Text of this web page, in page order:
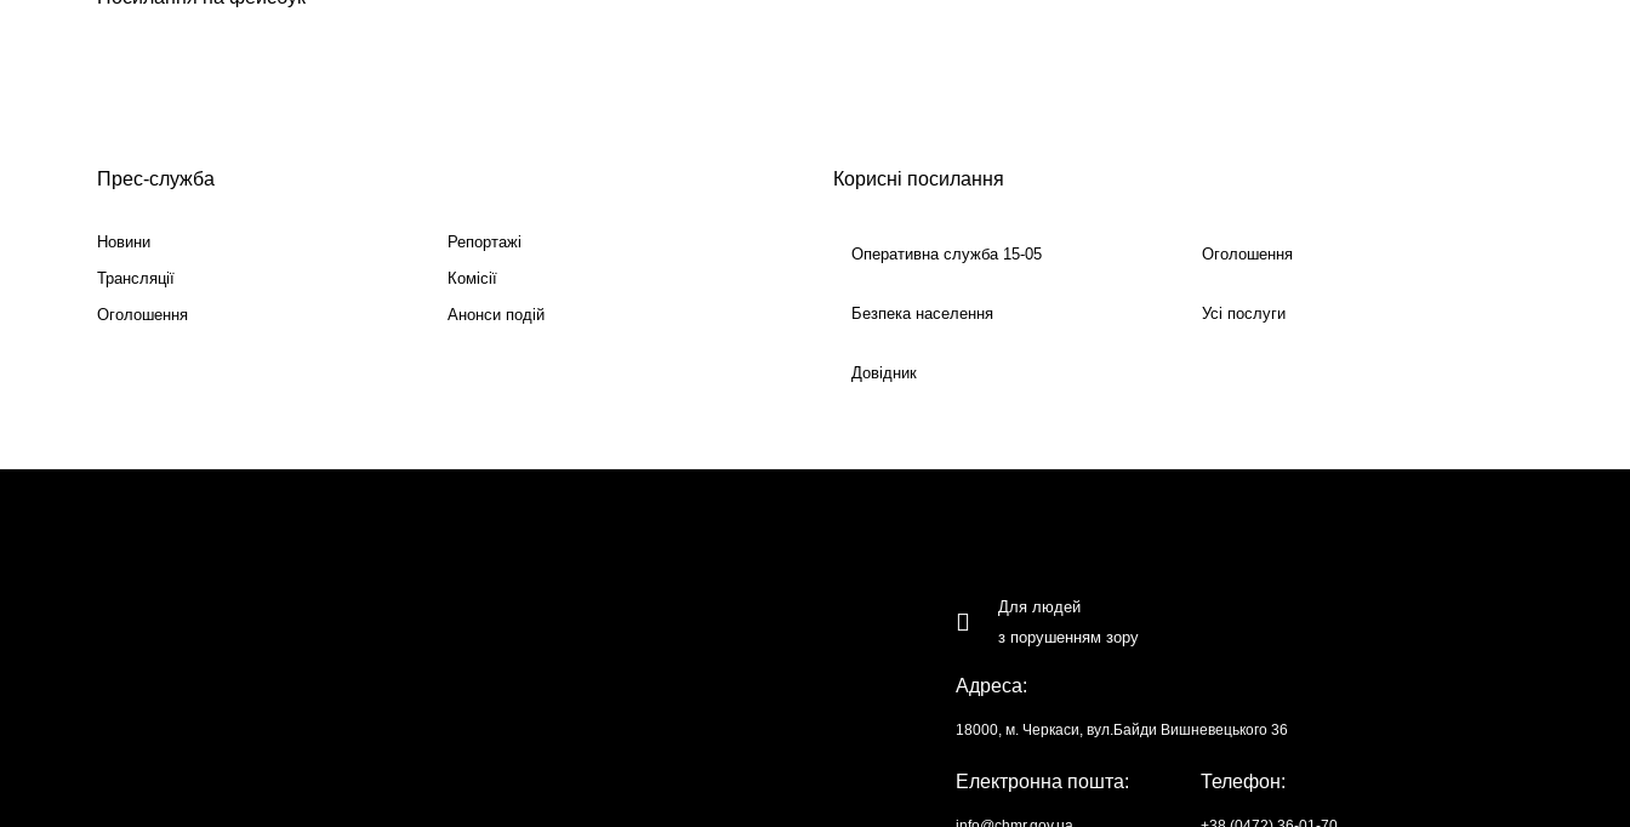
Прес-служба
Новини
Репортажі
Трансляції
Комісії
Оголошення
Анонси подій
Корисні посилання
Оперативна служба 15-05 Оголошення
Безпека населення Усі послуги
Довідник
Для людей
з порушенням зору
Адреса:
18000, м. Черкаси, вул.Байди Вишневецького 36
Електронна пошта: Телефон: